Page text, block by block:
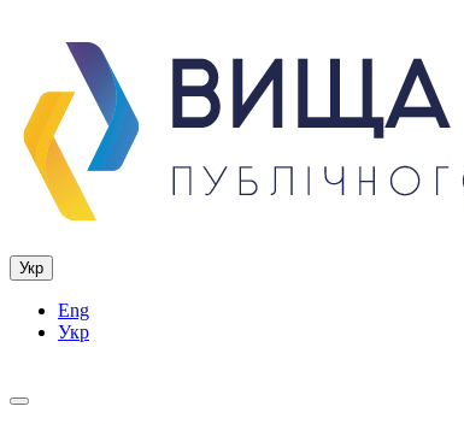
Укр
Eng
Укр